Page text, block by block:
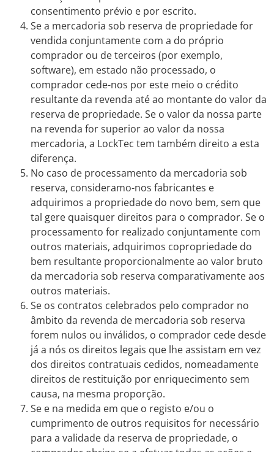
consentimento prévio e por escrito.
Se a mercadoria sob reserva de propriedade for
vendida conjuntamente com a do próprio
comprador ou de terceiros (por exemplo,
software), em estado não processado, o
comprador cede-nos por este meio o crédito
resultante da revenda até ao montante do valor da
reserva de propriedade. Se o valor da nossa parte
na revenda for superior ao valor da nossa
mercadoria, a LockTec tem também direito a esta
diferença.
No caso de processamento da mercadoria sob
reserva, consideramo-nos fabricantes e
adquirimos a propriedade do novo bem, sem que
tal gere quaisquer direitos para o comprador. Se o
processamento for realizado conjuntamente com
outros materiais, adquirimos copropriedade do
bem resultante proporcionalmente ao valor bruto
da mercadoria sob reserva comparativamente aos
outros materiais.
Se os contratos celebrados pelo comprador no
âmbito da revenda de mercadoria sob reserva
forem nulos ou inválidos, o comprador cede desde
já a nós os direitos legais que lhe assistam em vez
dos direitos contratuais cedidos, nomeadamente
direitos de restituição por enriquecimento sem
causa, na mesma proporção.
Se e na medida em que o registo e/ou o
cumprimento de outros requisitos for necessário
para a validade da reserva de propriedade, o